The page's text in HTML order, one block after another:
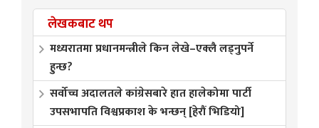
लेखकबाट थप
मध्यरातमा प्रधानमन्त्रीले किन लेखे–एक्लै लड्नुपर्ने
हुन्छ?
सर्वोच्च अदालतले कांग्रेसबारे हात हालेकोमा पार्टी
उपसभापति विश्वप्रकाश के भन्छन् [हेरौं भिडियो]